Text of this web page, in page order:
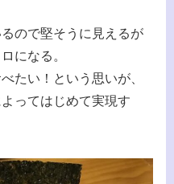
ので堅そうに見えるが
になる。
たい！という思いが、
ってはじめて実現す